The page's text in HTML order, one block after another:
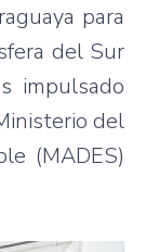
para
del Sur
impulsado
del
(MADES)